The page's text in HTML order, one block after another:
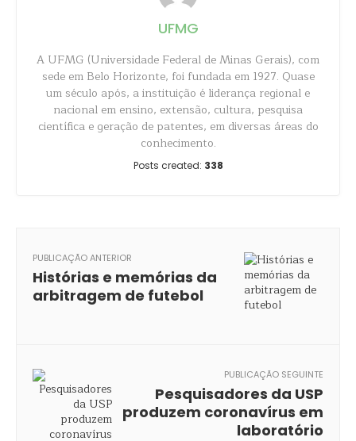
UFMG
A UFMG (Universidade Federal de Minas Gerais), com
sede em Belo Horizonte, foi fundada em 1927. Quase
um século após, a instituição é liderança regional e
nacional em ensino, extensão, cultura, pesquisa
científica e geração de patentes, em diversas áreas do
conhecimento.
Posts created: 338
PUBLICAÇÃO ANTERIOR
Histórias e memórias da
arbitragem de futebol
PUBLICAÇÃO SEGUINTE
Pesquisadores da USP
produzem coronavírus em
laboratório